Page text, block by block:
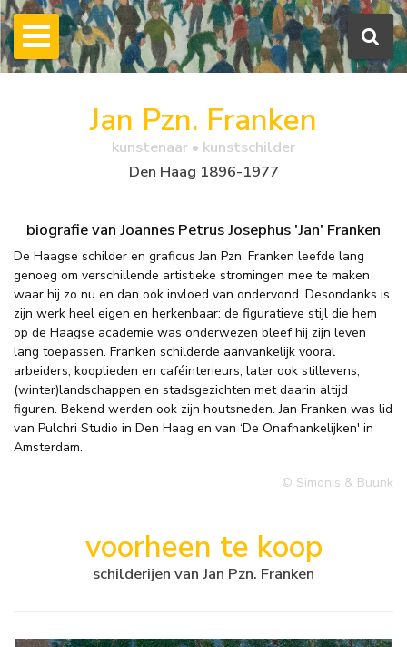
Jan Pzn. Franken
kunstenaar • kunstschilder
Den Haag 1896-1977
biografie van Joannes Petrus Josephus 'Jan' Franken
De Haagse schilder en graficus Jan Pzn. Franken leefde lang
genoeg om verschillende artistieke stromingen mee te maken
waar hij zo nu en dan ook invloed van ondervond. Desondanks is
zijn werk heel eigen en herkenbaar: de figuratieve stijl die hem
op de Haagse academie was onderwezen bleef hij zijn leven
lang toepassen. Franken schilderde aanvankelijk vooral
arbeiders, kooplieden en caféinterieurs, later ook stillevens,
(winter)landschappen en stadsgezichten met daarin altijd
figuren. Bekend werden ook zijn houtsneden. Jan Franken was lid
van Pulchri Studio in Den Haag en van ‘De Onafhankelijken' in
Amsterdam.
© Simonis & Buunk
voorheen te koop
schilderijen van Jan Pzn. Franken